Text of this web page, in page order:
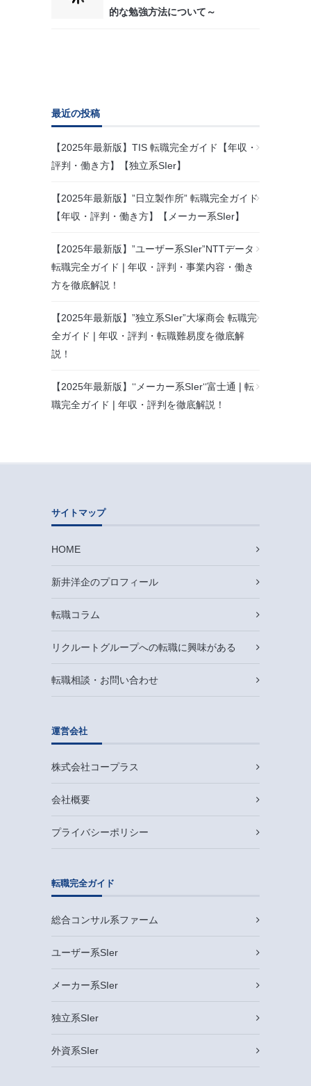
的な勉強方法について～
最近の投稿
【2025年最新版】TIS 転職完全ガイド【年収・
評判・働き方】【独立系SIer】
【2025年最新版】”日立製作所” 転職完全ガイド
【年収・評判・働き方】【メーカー系SIer】
【2025年最新版】”ユーザー系SIer”NTTデータ
転職完全ガイド❘年収・評判・事業内容・働き
方を徹底解説！
【2025年最新版】”独立系SIer”大塚商会 転職完
全ガイド❘年収・評判・転職難易度を徹底解
説！
【2025年最新版】‘‘メーカー系SIer‘‘富士通❘転
職完全ガイド❘年収・評判を徹底解説！
サイトマップ
HOME
新井洋企のプロフィール
転職コラム
リクルートグループへの転職に興味がある
転職相談・お問い合わせ
運営会社
株式会社コープラス
会社概要
プライバシーポリシー
転職完全ガイド
総合コンサル系ファーム
ユーザー系SIer
メーカー系SIer
独立系SIer
外資系SIer